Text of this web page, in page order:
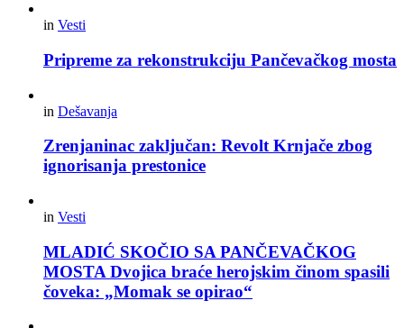
in Vesti
Pripreme za rekonstrukciju Pančevačkog mosta
in Dešavanja
Zrenjaninac zaključan: Revolt Krnjače zbog
ignorisanja prestonice
in Vesti
MLADIĆ SKOČIO SA PANČEVAČKOG
MOSTA Dvojica braće herojskim činom spasili
čoveka: „Momak se opirao“